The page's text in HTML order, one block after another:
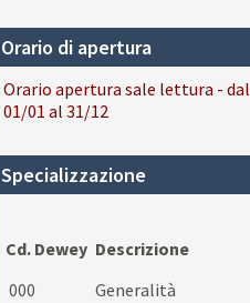
Orario di apertura
Orario apertura sale lettura - dal
01/01 al 31/12
Specializzazione
Cd. Dewey Descrizione
000
Generalità